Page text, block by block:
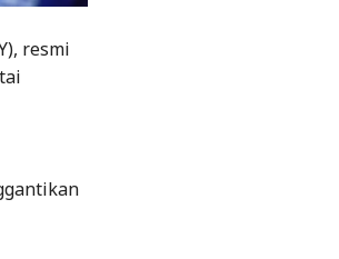
resmi